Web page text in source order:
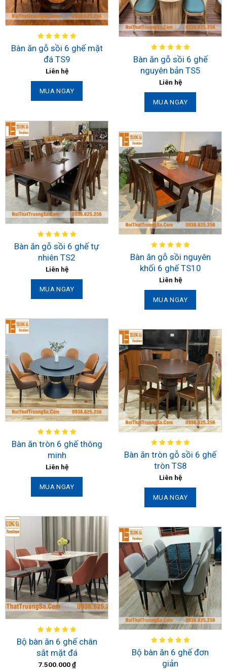
Bàn ăn gỗ sồi 6 ghế mặt
đá TS9
Liên hệ
MUA NGAY
Bàn ăn gỗ sồi 6 ghế
nguyên bản TS5
Liên hệ
MUA NGAY
Bàn ăn gỗ sồi 6 ghế tự
nhiên TS2
Liên hệ
MUA NGAY
Bàn ăn gỗ sồi nguyên
khối 6 ghế TS10
Liên hệ
MUA NGAY
Bàn ăn tròn 6 ghế thông
minh
Liên hệ
MUA NGAY
Bàn ăn tròn gỗ sồi 6 ghế
tròn TS8
Liên hệ
MUA NGAY
Bộ bàn ăn 6 ghế chân
sắt mặt đá
7.500.000₫
Bộ bàn ăn 6 ghế đơn
giản